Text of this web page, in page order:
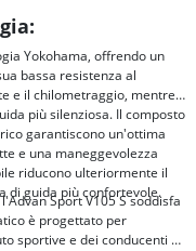
Yokohama, offrendo un
bassa resistenza al
e il chilometraggio, mentre il
più silenziosa. Il composto
garantiscono un'ottima
e una maneggevolezza
riducono ulteriormente il
di guida più confortevole.
Sport V105 S soddisfa
è progettato per
sportive e dei conducenti di